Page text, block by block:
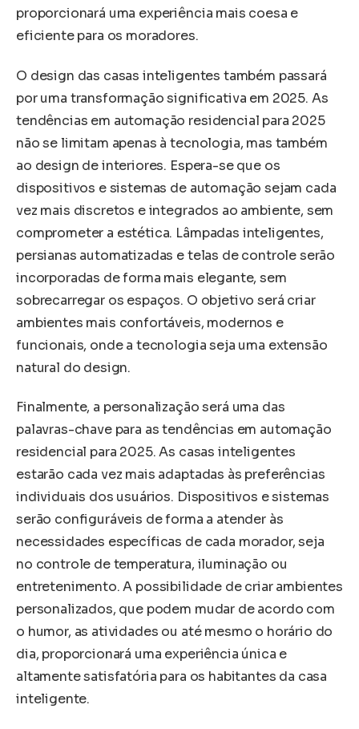
proporcionará uma experiência mais coesa e
eficiente para os moradores.
O design das casas inteligentes também passará
por uma transformação significativa em 2025. As
tendências em automação residencial para 2025
não se limitam apenas à tecnologia, mas também
ao design de interiores. Espera-se que os
dispositivos e sistemas de automação sejam cada
vez mais discretos e integrados ao ambiente, sem
comprometer a estética. Lâmpadas inteligentes,
persianas automatizadas e telas de controle serão
incorporadas de forma mais elegante, sem
sobrecarregar os espaços. O objetivo será criar
ambientes mais confortáveis, modernos e
funcionais, onde a tecnologia seja uma extensão
natural do design.
Finalmente, a personalização será uma das
palavras-chave para as tendências em automação
residencial para 2025. As casas inteligentes
estarão cada vez mais adaptadas às preferências
individuais dos usuários. Dispositivos e sistemas
serão configuráveis de forma a atender às
necessidades específicas de cada morador, seja
no controle de temperatura, iluminação ou
entretenimento. A possibilidade de criar ambientes
personalizados, que podem mudar de acordo com
o humor, as atividades ou até mesmo o horário do
dia, proporcionará uma experiência única e
altamente satisfatória para os habitantes da casa
inteligente.